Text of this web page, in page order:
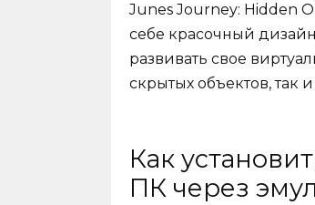
Junes Journey: Hidden
себе красочный
развивать свое
скрытых объектов, так
Как
ПК через